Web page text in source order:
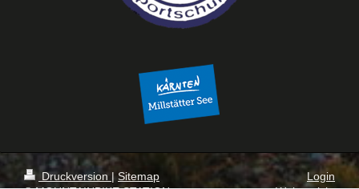
Druckversion | Sitemap
Login